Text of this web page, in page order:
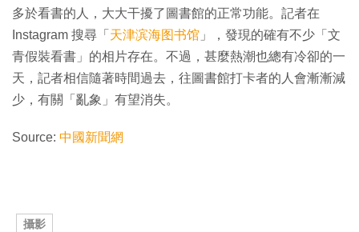
多於看書的人，大大干擾了圖書館的正常功能。記者在
Instagram 搜尋「 天津滨海图书馆 」，發現的確有不少「文
青假裝看書」的相片存在。不過，甚麼熱潮也總有冷卻的一
天，記者相信隨著時間過去，往圖書館打卡者的人會漸漸減
少，有關「亂象」有望消失。
Source: 中國新聞網
攝影